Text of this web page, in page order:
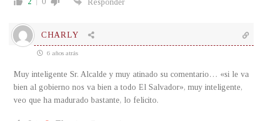
Responder
CHARLY
6 años atrás
Muy inteligente Sr. Alcalde y muy atinado su comentario… «si le va
bien al gobierno nos va bien a todo El Salvador», muy inteligente,
veo que ha madurado bastante, lo felicito.